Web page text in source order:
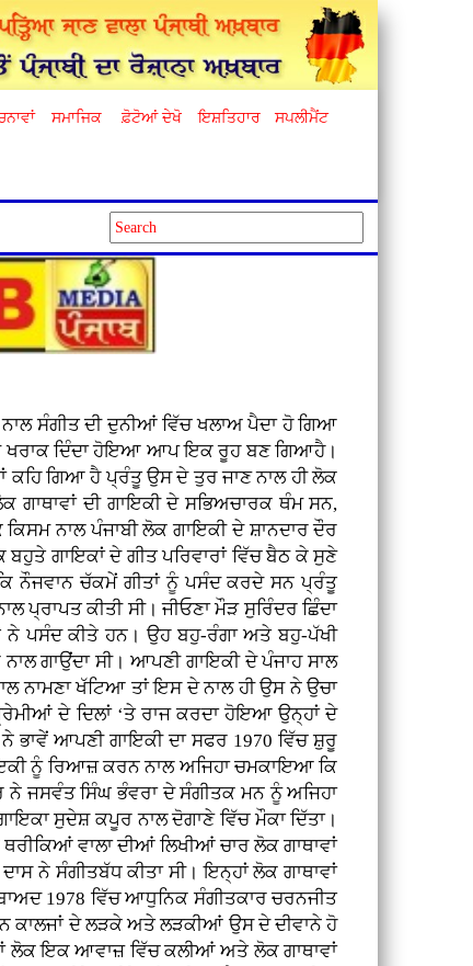
ਸਮਾਜਿਕ ਫ਼ੋਟੋਆਂ ਦੇਖੋ ਇਸ਼ਤਿਹਾਰ ਸਪਲੀਮੈਂਟ
ਸੰਗੀਤ ਦੀ ਦੁਨੀਆਂ ਵਿੱਚ ਖਲਾਅ ਪੈਦਾ ਹੋ ਗਿਆ
ਦੀ ਖਰਾਕ ਦਿੰਦਾ ਹੋਇਆ ਆਪ ਇਕ ਰੂਹ ਬਣ ਗਿਆਹੈ।
ਕਹਿ ਗਿਆ ਹੈ ਪ੍ਰੰਤੂ ਉਸ ਦੇ ਤੁਰ ਜਾਣ ਨਾਲ ਹੀ ਲੋਕ
ਗਾਥਾਵਾਂ ਦੀ ਗਾਇਕੀ ਦੇ ਸਭਿਅਚਾਰਕ ਥੰਮ ਸਨ,
ਨਾਲ ਪੰਜਾਬੀ ਲੋਕ ਗਾਇਕੀ ਦੇ ਸ਼ਾਨਦਾਰ ਦੌਰ
ਗਾਇਕਾਂ ਦੇ ਗੀਤ ਪਰਿਵਾਰਾਂ ਵਿੱਚ ਬੈਠ ਕੇ ਸੁਣੇ
ਨੌਜਵਾਨ ਚੱਕਮੇਂ ਗੀਤਾਂ ਨੂੰ ਪਸੰਦ ਕਰਦੇ ਸਨ ਪ੍ਰੰਤੂ
ਪ੍ਰਾਪਤ ਕੀਤੀ ਸੀ। ਜੀਓਣਾ ਮੌੜ ਸੁਰਿੰਦਰ ਛਿੰਦਾ
ਨੇ ਪਸੰਦ ਕੀਤੇ ਹਨ। ਉਹ ਬਹੁ-ਰੰਗਾ ਅਤੇ ਬਹੁ-ਪੱਖੀ
ਗਾਉਂਦਾ ਸੀ। ਆਪਣੀ ਗਾਇਕੀ ਦੇ ਪੰਜਾਹ ਸਾਲ
ਨਾਮਣਾ ਖੱਟਿਆ ਤਾਂ ਇਸ ਦੇ ਨਾਲ ਹੀ ਉਸ ਨੇ ਉਚਾ
ਦੇ ਦਿਲਾਂ ‘ਤੇ ਰਾਜ ਕਰਦਾ ਹੋਇਆ ਉਨ੍ਹਾਂ ਦੇ
ਭਾਵੇਂ ਆਪਣੀ ਗਾਇਕੀ ਦਾ ਸਫਰ 1970 ਵਿੱਚ ਸ਼ੁਰੂ
ਨੂੰ ਰਿਆਜ਼ ਕਰਨ ਨਾਲ ਅਜਿਹਾ ਚਮਕਾਇਆ ਕਿ
ਨੇ ਜਸਵੰਤ ਸਿੰਘ ਭੰਵਰਾ ਦੇ ਸੰਗੀਤਕ ਮਨ ਨੂੰ ਅਜਿਹਾ
ਸੁਦੇਸ਼ ਕਪੂਰ ਨਾਲ ਦੋਗਾਣੇ ਵਿੱਚ ਮੌਕਾ ਦਿੱਤਾ।
ਵਾਲਾ ਦੀਆਂ ਲਿਖੀਆਂ ਚਾਰ ਲੋਕ ਗਾਥਾਵਾਂ
ਨੇ ਸੰਗੀਤਬੱਧ ਕੀਤਾ ਸੀ। ਇਨ੍ਹਾਂ ਲੋਕ ਗਾਥਾਵਾਂ
1978 ਵਿੱਚ ਆਧੁਨਿਕ ਸੰਗੀਤਕਾਰ ਚਰਨਜੀਤ
ਕਾਲਜਾਂ ਦੇ ਲੜਕੇ ਅਤੇ ਲੜਕੀਆਂ ਉਸ ਦੇ ਦੀਵਾਨੇ ਹੋ
ਲੋਕ ਇਕ ਆਵਾਜ਼ ਵਿੱਚ ਕਲੀਆਂ ਅਤੇ ਲੋਕ ਗਾਥਾਵਾਂ